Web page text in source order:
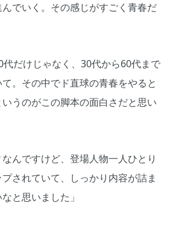
でいく。その感じがすごく青春だ
だけじゃなく、30代から60代まで
。その中でド直球の青春をやると
うのがこの脚本の面白さだと思い
んですけど、登場人物一人ひとり
されていて、しっかり内容が詰ま
と思いました」